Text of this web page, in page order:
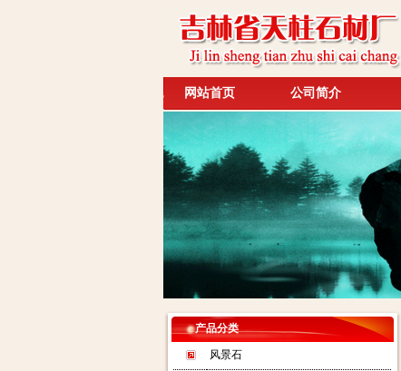
网站首页 公司简介
产品分类
风景石